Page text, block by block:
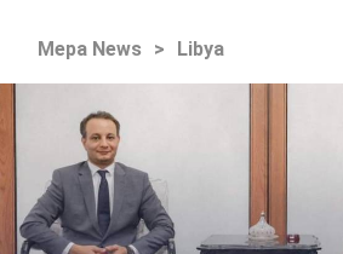
Mepa News > Libya